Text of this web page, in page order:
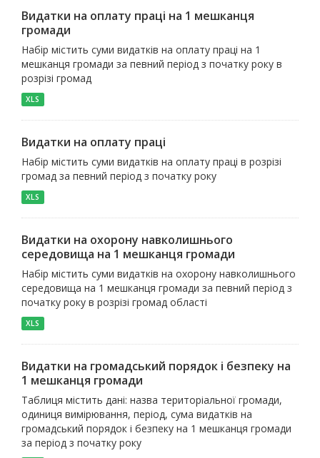
Видатки на оплату праці на 1 мешканця
громади
Набір містить суми видатків на оплату праці на 1
мешканця громади за певний період з початку року в
розрізі громад
XLS
Видатки на оплату праці
Набір містить суми видатків на оплату праці в розрізі
громад за певний період з початку року
XLS
Видатки на охорону навколишнього
середовища на 1 мешканця громади
Набір містить суми видатків на охорону навколишнього
середовища на 1 мешканця громади за певний період з
початку року в розрізі громад області
XLS
Видатки на громадський порядок і безпеку на
1 мешканця громади
Таблиця містить дані: назва територіальної громади,
одиниця вимірювання, період, сума видатків на
громадський порядок і безпеку на 1 мешканця громади
за період з початку року